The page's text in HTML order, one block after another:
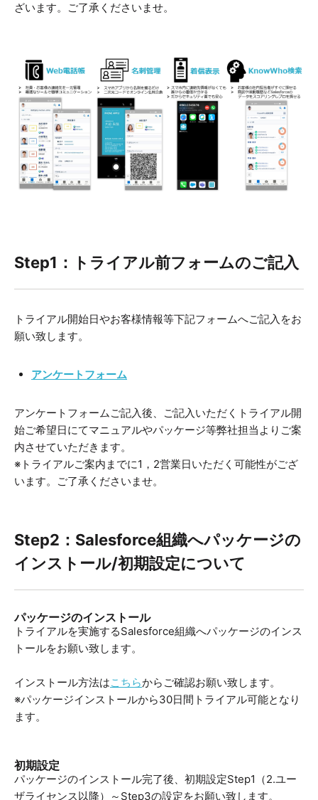
ざいます。ご了承くださいませ。
Step1：トライアル前フォームのご記入
トライアル開始日やお客様情報等下記フォームへご記入をお
願い致します。
アンケートフォーム
アンケートフォームご記入後、ご記入いただくトライアル開
始ご希望日にてマニュアルやパッケージ等弊社担当よりご案
内させていただきます。
※トライアルご案内までに1，2営業日いただく可能性がござ
います。ご了承くださいませ。
Step2：Salesforce組織へパッケージの
インストール/初期設定について
パッケージのインストール
トライアルを実施するSalesforce組織へパッケージのインス
トールをお願い致します。
インストール方法はこちらからご確認お願い致します。
※パッケージインストールから30日間トライアル可能となり
ます。
初期設定
パッケージのインストール完了後、初期設定Step1（2.ユー
ザライセンス以降）～Step3の設定をお願い致します。